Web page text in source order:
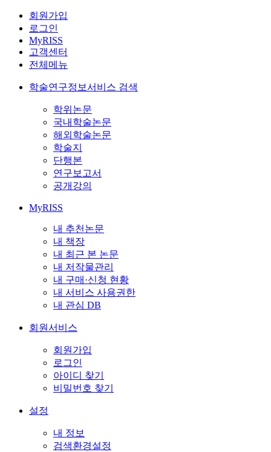
회원가입
로그인
MyRISS
고객센터
전체메뉴
학술연구정보서비스 검색
학위논문
국내학술논문
해외학술논문
학술지
단행본
연구보고서
공개강의
MyRISS
내 추천논문
내 책장
내 최근 본 논문
내 저작물관리
내 구매·신청 현황
내 서비스 사용권한
내 관심 DB
회원서비스
회원가입
로그인
아이디 찾기
비밀번호 찾기
설정
내 정보
검색환경설정